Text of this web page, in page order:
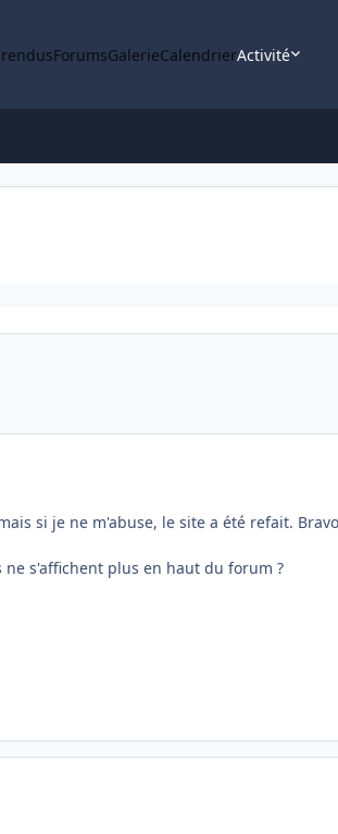
ForumsGalerieCalendrierActivité
si je ne m'abuse, le site a été refait.
s'affichent plus en haut du forum ?